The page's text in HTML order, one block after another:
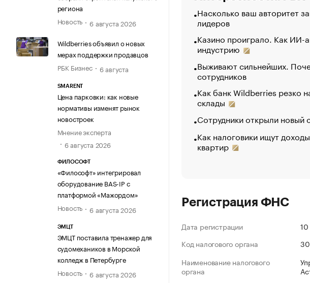
региона
Новость
6 августа 2026
Wildberries объявил о новых
мерах поддержки продавцов
РБК Бизнес
6 августа
SMARENT
Цена парковки: как новые
нормативы изменят рынок
новостроек
Мнение эксперта
6 августа 2026
ФИЛОСОФТ
«Философт» интегрировал
оборудование BAS-IP с
платформой «Мажордом»
Новость
6 августа 2026
ЭМЦТ
ЭМЦТ поставила тренажер для
судомехаников в Морской
колледж в Петербурге
Новость
6 августа 2026
Насколько ваш авторитет
лидеров
Казино проиграло. Как ИИ-
индустрию
Выживают сильнейших.
сотрудников
Как банк Wildberries резко
склады
Сотрудники открыли новый
Как налоговики ищут
квартир
Регистрация ФНС
Дата регистрации
Код налогового органа
Наименование налогового
органа